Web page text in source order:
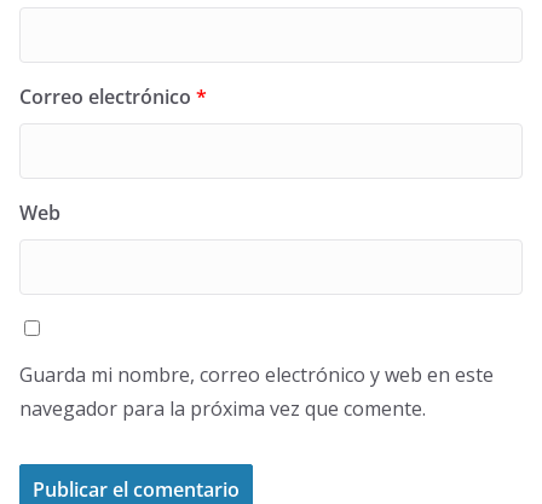
Correo electrónico *
Web
Guarda mi nombre, correo electrónico y web en este
navegador para la próxima vez que comente.